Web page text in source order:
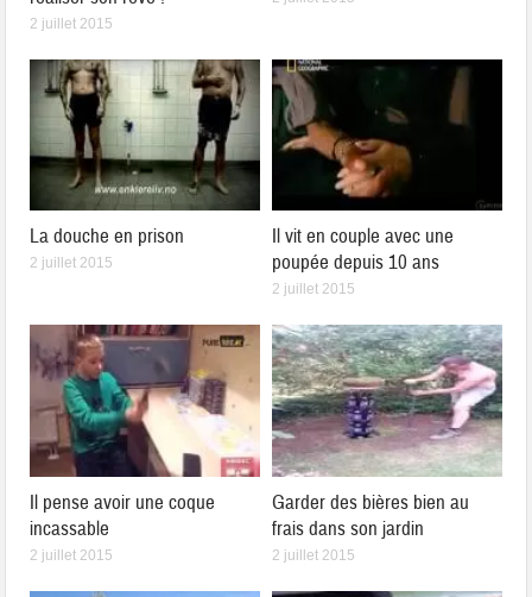
2 juillet 2015
La douche en prison
2 juillet 2015
Il vit en couple avec une
poupée depuis 10 ans
2 juillet 2015
Il pense avoir une coque
incassable
2 juillet 2015
Garder des bières bien au
frais dans son jardin
2 juillet 2015